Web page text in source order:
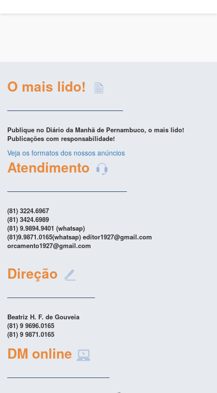
O mais lido!
Publique no Diário da Manhã de Pernambuco, o mais lido!
Publicações com responsabilidade!
Veja os formatos dos nossos anúncios
Atendimento
(81) 3224.6967
(81) 3424.6989
(81) 9.9894.9401 (whatsap)
(81)9.9871.0165(whatsap) editor1927@gmail.com
orcamento1927@gmail.com
Direção
Beatriz H. F. de Gouveia
(81) 9 9696.0165
(81) 9 9871.0165
DM online